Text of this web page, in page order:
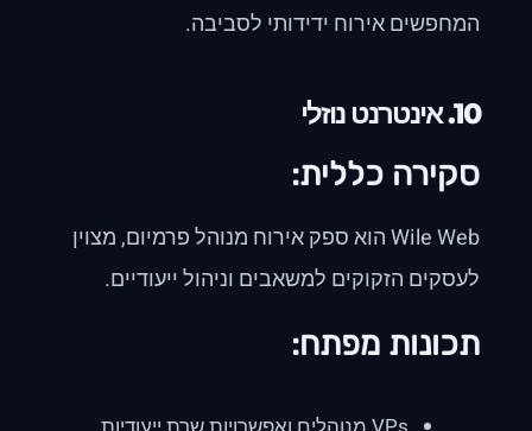
המחפשים אירוח ידידותי לסביבה.
10. אינטרנט נוזלי
סקירה כללית:
Wile Web הוא ספק אירוח מנוהל פרמיום, מצוין
לעסקים הזקוקים למשאבים וניהול ייעודיים.
תכונות מפתח: